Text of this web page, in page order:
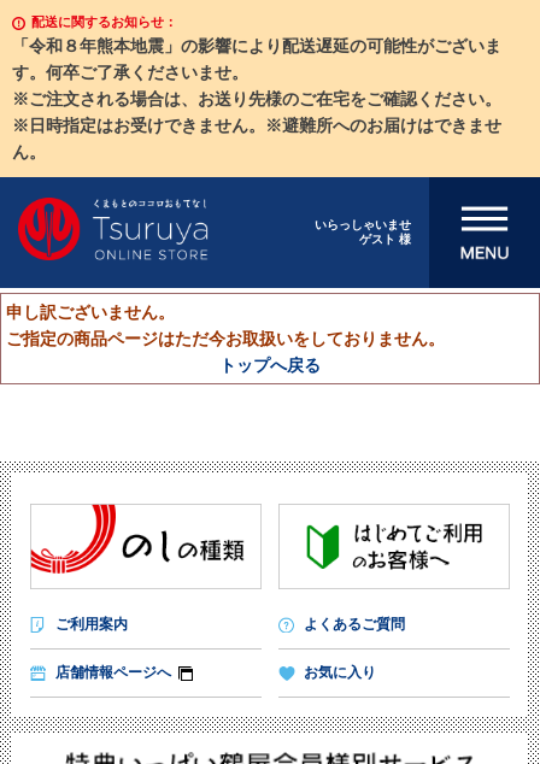
配送に関するお知らせ：
「令和８年熊本地震」の影響により配送遅延の可能性がございま
す。何卒ご了承くださいませ。
※ご注文される場合は、お送り先様のご在宅をご確認ください。
※日時指定はお受けできません。※避難所へのお届けはできませ
ん。
いらっしゃいませ
ゲスト 様
メニューを開
申し訳ございません。
ご指定の商品ページはただ今お取扱いをしておりません。
トップへ戻る
ご利用案内 よくあるご質問
店舗情報ページへ お気に入り